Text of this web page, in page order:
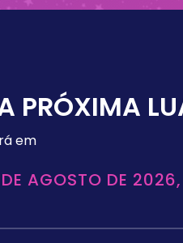
PRÓXIMA
em
AGOSTO DE